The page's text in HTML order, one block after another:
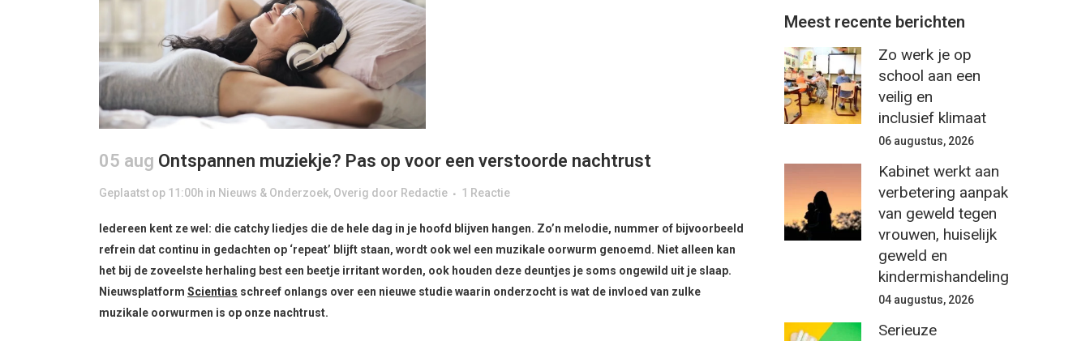
05 aug Ontspannen muziekje? Pas op voor een verstoorde nachtrust
Geplaatst op 11:00h in Nieuws & Onderzoek, Overig door Redactie 1 Reactie
Iedereen kent ze wel: die catchy liedjes die de hele dag in je hoofd blijven hangen. Zo’n melodie, nummer of bijvoorbeeld
refrein dat continu in gedachten op ‘repeat’ blijft staan, wordt ook wel een muzikale oorwurm genoemd. Niet alleen kan
het bij de zoveelste herhaling best een beetje irritant worden, ook houden deze deuntjes je soms ongewild uit je slaap.
Nieuwsplatform Scientias schreef onlangs over een nieuwe studie waarin onderzocht is wat de invloed van zulke
muzikale oorwurmen is op onze nachtrust.
Meest recente berichten
Zo werk je op
school aan een
veilig en
inclusief klimaat
06 augustus, 2026
Kabinet werkt aan
verbetering aanpak
van geweld tegen
vrouwen, huiselijk
geweld en
kindermishandeling
04 augustus, 2026
Serieuze